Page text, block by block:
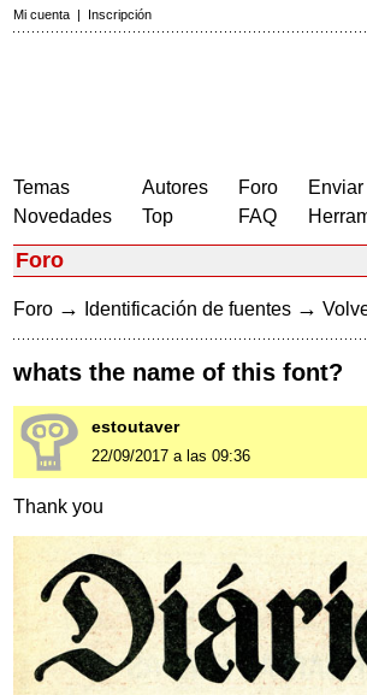
Mi cuenta | Inscripción
Temas
Novedades
Autores
Top
Foro
FAQ
Foro
Foro → Identificación de fuentes →
whats the name of this font?
estoutaver
22/09/2017 a las 09:36
Thank you